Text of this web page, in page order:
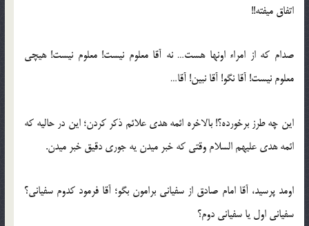
اتفاق میفته!!
صدام که از امراء اونها هست… نه آقا معلوم نیست! معلوم نیست! هیچی
معلوم نیست! آقا نگو! آقا نبین! آقا…
این چه طرز برخورده؟! بالاخره ائمه هدی علائم ذکر کردن؛ این در حالیه که
ائمه هدی علیهم السلام وقتی که خبر میدن یه جوری دقیق خبر میدن.
اومد پرسید، آقا امام صادق از سفیانی برامون بگو؛ آقا فرمود کدوم سفیانی؟
سفیانی اول یا سفیانی دوم؟